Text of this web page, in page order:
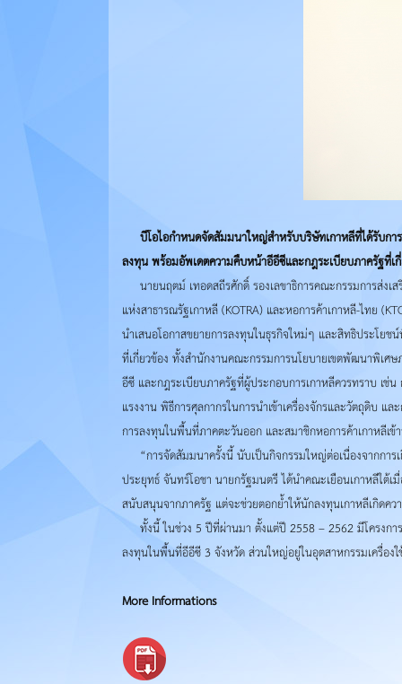
บีโอไอกำหนดจัดสัมมนาใหญ่สำหรับบริษัทเกาหลีที่ได้รับกา
ลงทุน พร้อมอัพเดตความคืบหน้าอีอีซีและกฎระเบียบภาครัฐที่เ
นายนฤตม์ เทอดสถีรศักดิ์ รองเลขาธิการคณะกรรมการส่งเ
แห่งสาธารณรัฐเกาหลี (KOTRA) และหอการค้าเกาหลี-ไทย
นำเสนอโอกาสขยายการลงทุนในธุรกิจใหม่ๆ และสิทธิประโย
ที่เกี่ยวข้อง ทั้งสำนักงานคณะกรรมการนโยบายเขตพัฒนาพิเศ
อีซี และกฎระเบียบภาครัฐที่ผู้ประกอบการเกาหลีควรทราบ เ
แรงงาน พิธีการศุลกากรในการนำเข้าเครื่องจักรและวัตถุดิบ
การลงทุนในพื้นที่ภาคตะวันออก และสมาชิกหอการค้าเกาหลีเข้
“การจัดสัมมนาครั้งนี้ นับเป็นกิจกรรมใหญ่ต่อเนื่องจากการ
ประยุทธ์ จันทร์โอชา นายกรัฐมนตรี ได้นำคณะเยือนเกาหลีใต้เ
สนับสนุนจากภาครัฐ แต่จะช่วยตอกย้ำให้นักลงทุนเกาหลีเกิดค
ทั้งนี้ ในช่วง 5 ปีที่ผ่านมา ตั้งแต่ปี 2558 – 2562 มีโครงการ
ลงทุนในพื้นที่อีอีซี 3 จังหวัด ส่วนใหญ่อยู่ในอุตสาหกรรมเครื่อ
More Informations